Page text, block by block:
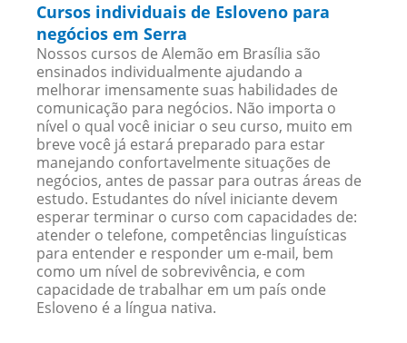
Cursos individuais de Esloveno para
negócios em Serra
Nossos cursos de Alemão em Brasília são
ensinados individualmente ajudando a
melhorar imensamente suas habilidades de
comunicação para negócios. Não importa o
nível o qual você iniciar o seu curso, muito em
breve você já estará preparado para estar
manejando confortavelmente situações de
negócios, antes de passar para outras áreas de
estudo. Estudantes do nível iniciante devem
esperar terminar o curso com capacidades de:
atender o telefone, competências linguísticas
para entender e responder um e-mail, bem
como um nível de sobrevivência, e com
capacidade de trabalhar em um país onde
Esloveno é a língua nativa.